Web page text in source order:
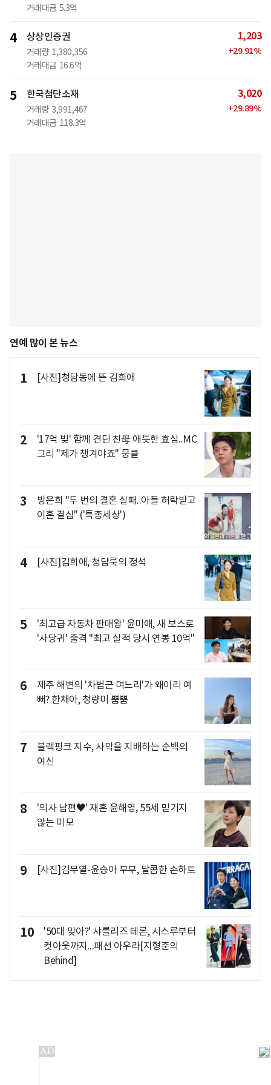
거래대금 5.3억
4 상상인증권
거래량 1,380,356
거래대금 16.6억
1,203
+29.91%
5 한국첨단소재
거래량 3,991,467
거래대금 118.3억
3,020
+29.89%
연예 많이 본 뉴스
1 [사진]청담동에 뜬 김희애
2
'17억 빚' 함께 견딘 친母 애틋한 효심..MC
그리 "제가 챙겨야죠" 뭉클
3
방은희 "두 번의 결혼 실패..아들 허락받고
이혼 결심" ('특종세상')
4 [사진]김희애, 청담룩의 정석
5
'최고급 자동차 판매왕' 윤미애, 새 보스로
'사당귀' 출격 "최고 실적 당시 연봉 10억"
6
제주 해변의 '차범근 며느리'가 왜이리 예
뻐? 한채아, 청량미 뿜뿜
7
블랙핑크 지수, 사막을 지배하는 순백의
여신
8
'의사 남편♥' 재혼 윤해영, 55세 믿기지
않는 미모
9 [사진]김무열-윤승아 부부, 달콤한 손하트
10
'50대 맞아?' 샤를리즈 테론, 시스루부터
컷아웃까지...패션 아우라[지형준의
Behind]